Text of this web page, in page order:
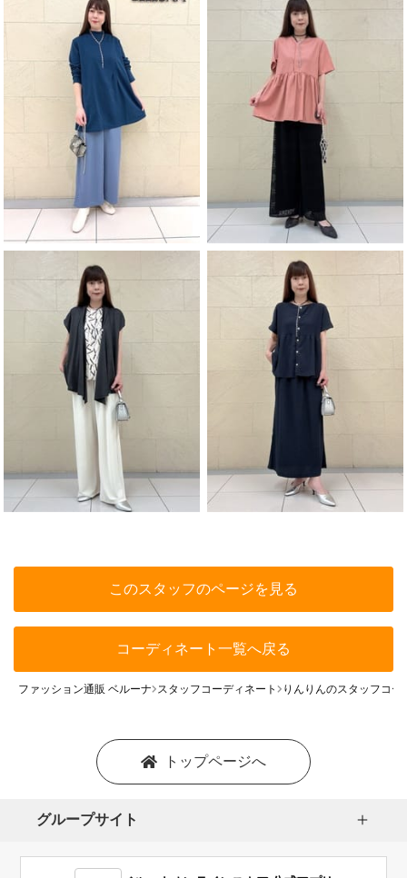
このスタッフのページを見る
コーディネート一覧へ戻る
ファッション通販 ベルーナ スタッフコーディネート りんりんのスタッフコー
トップページへ
グループサイト